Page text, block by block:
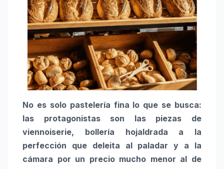
No es solo pastelería fina lo que se busca:
las protagonistas son las piezas de
viennoiserie, bollería hojaldrada a la
perfección que deleita al paladar y a la
cámara por un precio mucho menor al de